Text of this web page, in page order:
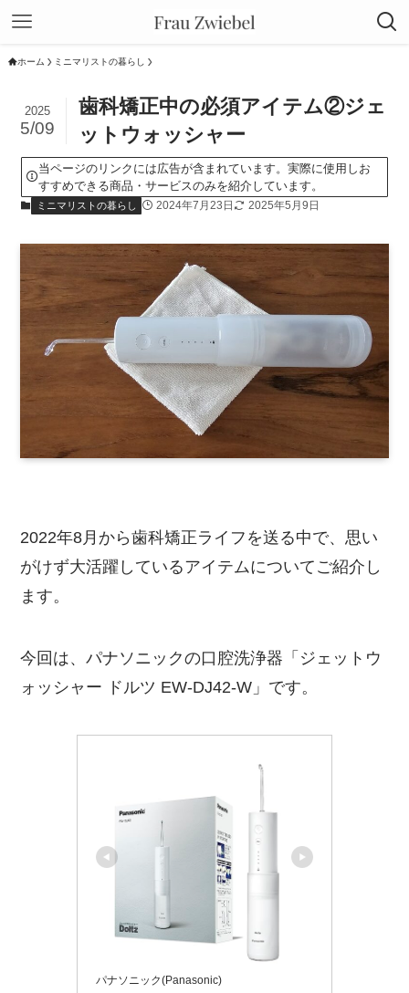
ホーム ミニマリストの暮らし
歯科矯正中の必須アイテム②ジェ
ットウォッシャー
2025
5/09
当ページのリンクには広告が含まれています。実際に使用しお
すすめできる商品・サービスのみを紹介しています。
ミニマリストの暮らし 2024年7月23日 2025年5月9日
2022年8月から歯科矯正ライフを送る中で、思い
がけず大活躍しているアイテムについてご紹介し
ます。
今回は、パナソニックの口腔洗浄器「ジェットウ
ォッシャー ドルツ EW-DJ42-W」です。
パナソニック(Panasonic)